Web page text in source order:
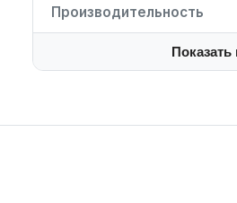
Производительность
Показать